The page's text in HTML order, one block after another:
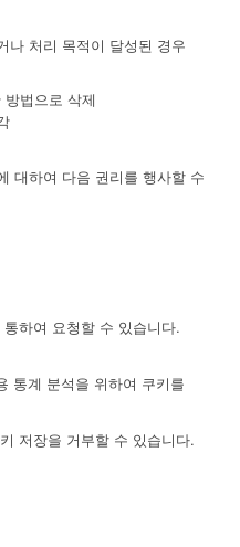
지 제공
르게 확산되며, 입력된
으로 전달할 수 있습니다.
적화된 디자인과 기능을
나 처리 목적이 달성된 경우
법으로 삭제
대하여 다음 권리를 행사할 수
하여 요청할 수 있습니다.
통계 분석을 위하여 쿠키를
저장을 거부할 수 있습니다.